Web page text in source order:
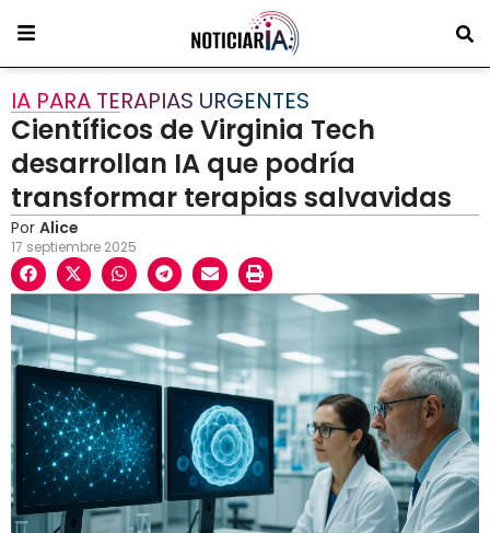
IA PARA TERAPIAS URGENTES
Científicos de Virginia Tech
desarrollan IA que podría
transformar terapias salvavidas
Por Alice
17 septiembre 2025